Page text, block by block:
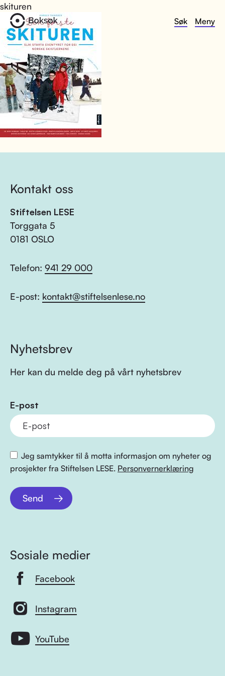
Søk Meny
skituren
Kontakt oss
Stiftelsen LESE
Torggata 5
0181 OSLO
Telefon: 941 29 000
E-post: kontakt@stiftelsenlese.no
Nyhetsbrev
Her kan du melde deg på vårt nyhetsbrev
E-post
Jeg samtykker til å motta informasjon om nyheter og
prosjekter fra Stiftelsen LESE. Personvernerklæring
Send
Sosiale medier
Facebook
Instagram
YouTube